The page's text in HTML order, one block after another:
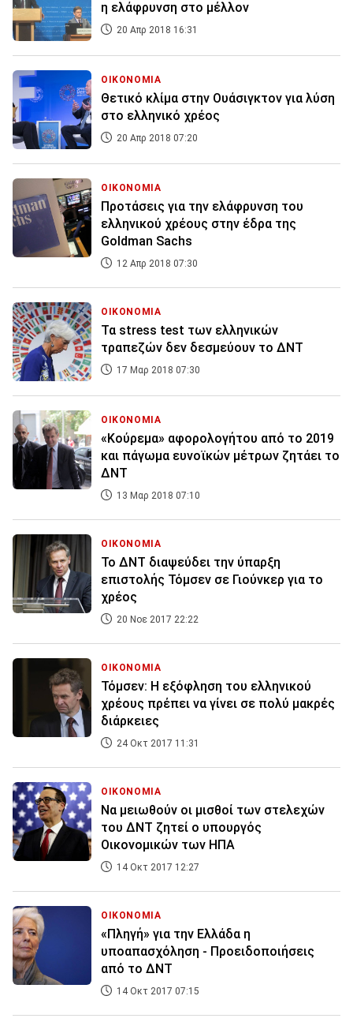
η ελάφρυνση στο μέλλον
20 Απρ 2018 16:31
ΟΙΚΟΝΟΜΙΑ
Θετικό κλίμα στην Ουάσιγκτον για λύση
στο ελληνικό χρέος
20 Απρ 2018 07:20
ΟΙΚΟΝΟΜΙΑ
Προτάσεις για την ελάφρυνση του
ελληνικού χρέους στην έδρα της
Goldman Sachs
12 Απρ 2018 07:30
ΟΙΚΟΝΟΜΙΑ
Τα stress test των ελληνικών
τραπεζών δεν δεσμεύουν το ΔΝΤ
17 Μαρ 2018 07:30
ΟΙΚΟΝΟΜΙΑ
«Κούρεμα» αφορολογήτου από το 2019
και πάγωμα ευνοϊκών μέτρων ζητάει το
ΔΝΤ
13 Μαρ 2018 07:10
ΟΙΚΟΝΟΜΙΑ
Το ΔΝΤ διαψεύδει την ύπαρξη
επιστολής Τόμσεν σε Γιούνκερ για το
χρέος
20 Νοε 2017 22:22
ΟΙΚΟΝΟΜΙΑ
Τόμσεν: Η εξόφληση του ελληνικού
χρέους πρέπει να γίνει σε πολύ μακρές
διάρκειες
24 Οκτ 2017 11:31
ΟΙΚΟΝΟΜΙΑ
Να μειωθούν οι μισθοί των στελεχών
του ΔΝΤ ζητεί ο υπουργός
Οικονομικών των ΗΠΑ
14 Οκτ 2017 12:27
ΟΙΚΟΝΟΜΙΑ
«Πληγή» για την Ελλάδα η
υποαπασχόληση - Προειδοποιήσεις
από το ΔΝΤ
14 Οκτ 2017 07:15